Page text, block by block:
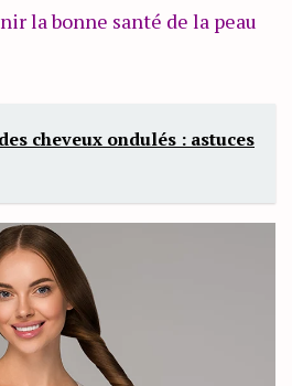
la bonne santé de la peau
cheveux ondulés : astuces